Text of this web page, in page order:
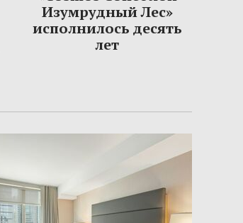
Изумрудный Лес»
исполнилось десять
лет